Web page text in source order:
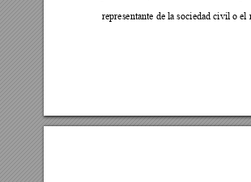
representante de la sociedad civil o